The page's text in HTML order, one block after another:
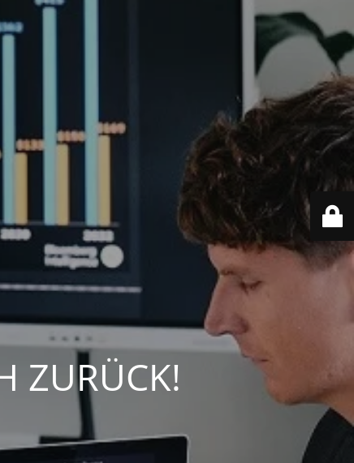
ZURÜCK!